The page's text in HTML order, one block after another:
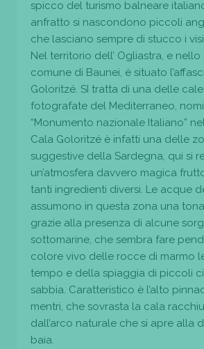
spicco del turismo balneare
anfratto si nascondono piccoli
che lasciano sempre di stucco i
Nel territorio dell’ Ogliastra, e
comune di Baunei, è situato
Goloritzé. SI tratta di una delle
fotografate del Mediterraneo,
“Monumento nazionale Italiano”
Cala Goloritzé è infatti una delle
suggestive della Sardegna, qui si
un’atmosfera davvero magica
tanti ingredienti diversi. Le acque
assumono in questa zona una
grazie alla presenza di alcune
sottomarine, che sembra fare
colore vivo delle rocce di marmo
tempo e della spiaggia di piccoli
sabbia. Caratteristico è l’alto
mentri, che sovrasta la cala
dall’arco naturale che si apre alla
baia.